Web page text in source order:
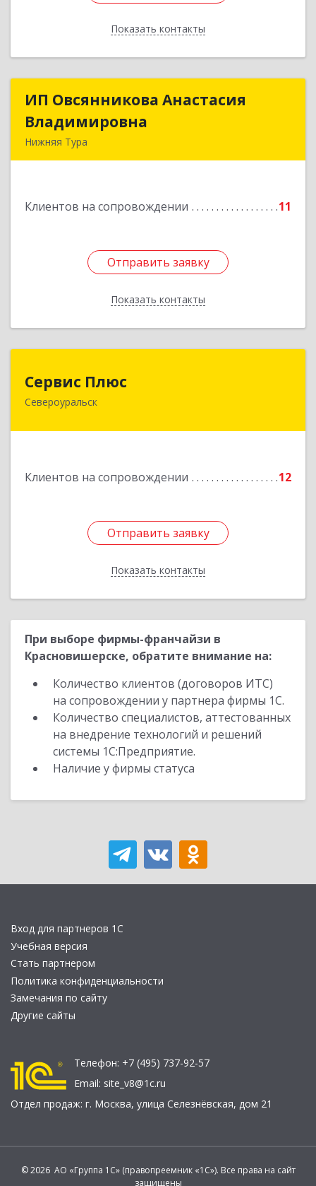
Показать контакты
Назад
ИП Овсянникова Анастасия
Владимировна
Нижняя Тура
Клиентов на сопровождении 11
Отправить заявку
Показать контакты
ИП Овсянникова Анастасия
Подробнее
Отправить заявку
Назад
Сервис Плюс
Североуральск
Клиентов на сопровождении 12
Отправить заявку
Показать контакты
624480, Свердловская обл, Североуральск г,
Отправить заявку
Назад
При выборе фирмы-франчайзи в
Красновишерске, обратите внимание на:
Количество клиентов (договоров ИТС)
на сопровождении у партнера фирмы 1С.
Количество специалистов, аттестованных
на внедрение технологий и решений
системы 1С:Предприятие.
Наличие у фирмы статуса
Вход для партнеров 1С
Учебная версия
Стать партнером
Политика конфиденциальности
Замечания по сайту
Другие сайты
Телефон: +7 (495) 737-92-57
Email: site_v8@1c.ru
Отдел продаж: г. Москва, улица Селезнёвская, дом 21
© 2026 АО «Группа 1С» (правопреемник «1С»). Все права на сайт
защищены